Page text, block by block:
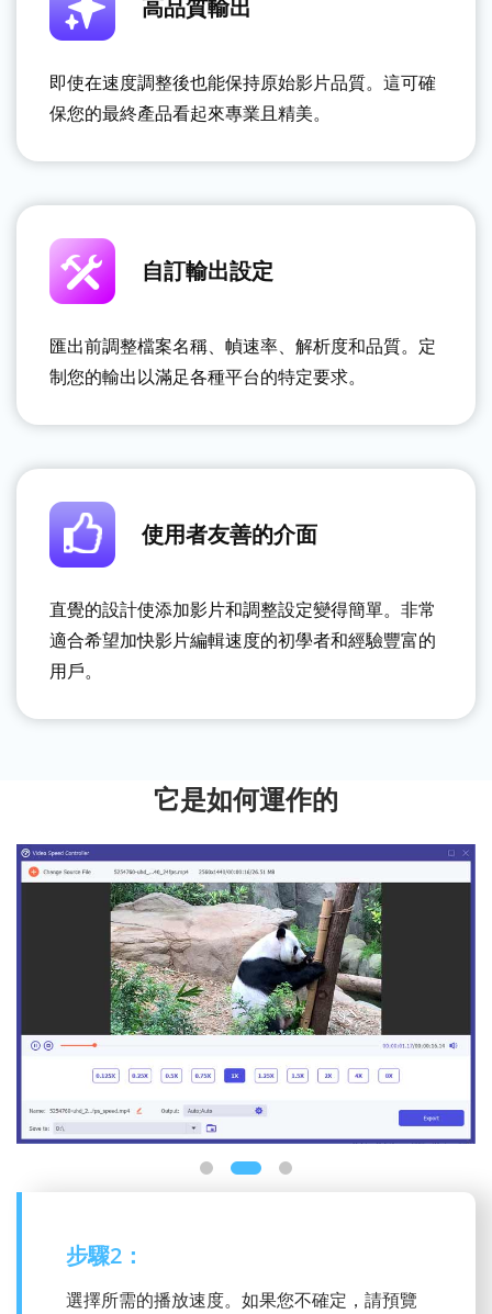
高品質輸出
即使在速度調整後也能保持原始影片品質。這可確
保您的最終產品看起來專業且精美。
自訂輸出設定
匯出前調整檔案名稱、幀速率、解析度和品質。定
制您的輸出以滿足各種平台的特定要求。
使用者友善的介面
直覺的設計使添加影片和調整設定變得簡單。非常
適合希望加快影片編輯速度的初學者和經驗豐富的
用戶。
它是如何運作的
步驟 3：
修改視訊和音訊的輸出設置，然後按一下匯出